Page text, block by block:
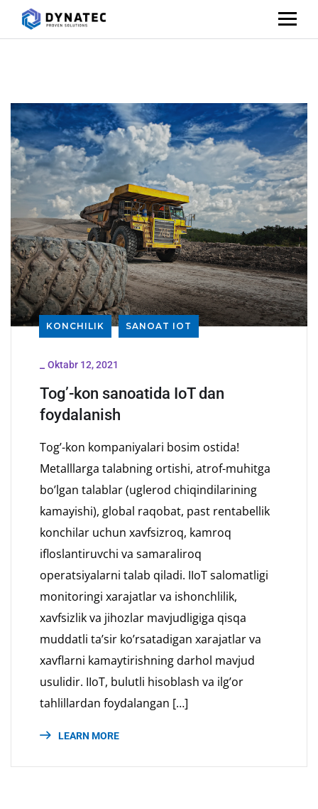
KONCHILIK SANOAT IOT
_ Oktabr 12, 2021
Tog’-kon sanoatida IoT dan
foydalanish
Tog’-kon kompaniyalari bosim ostida!
Metalllarga talabning ortishi, atrof-muhitga
bo’lgan talablar (uglerod chiqindilarining
kamayishi), global raqobat, past rentabellik
konchilar uchun xavfsizroq, kamroq
ifloslantiruvchi va samaraliroq
operatsiyalarni talab qiladi. IIoT salomatligi
monitoringi xarajatlar va ishonchlilik,
xavfsizlik va jihozlar mavjudligiga qisqa
muddatli ta’sir ko’rsatadigan xarajatlar va
xavflarni kamaytirishning darhol mavjud
usulidir. IIoT, bulutli hisoblash va ilg’or
tahlillardan foydalangan […]
LEARN MORE